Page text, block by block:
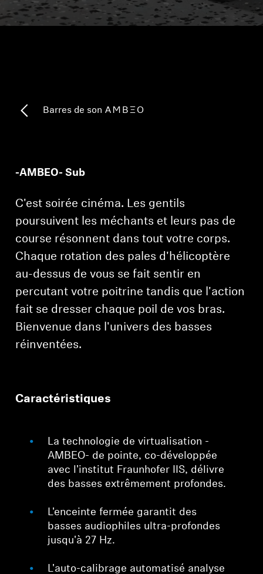
Pièces et accessoires
Barres de son
Barres de son et caissons de basses AMBEO
Pièces et accessoires AMBEO
Innovations
Sound Space
Support
Professionnel
Barres de son -AMBEO-
-AMBEO- Sub
C'est soirée cinéma. Les gentils
poursuivent les méchants et leurs pas de
course résonnent dans tout votre corps.
Chaque rotation des pales d'hélicoptère
au-dessus de vous se fait sentir en
percutant votre poitrine tandis que l'action
fait se dresser chaque poil de vos bras.
Bienvenue dans l'univers des basses
réinventées.
Caractéristiques
La technologie de virtualisation -
AMBEO- de pointe, co-développée
avec l'institut Fraunhofer IIS, délivre
des basses extrêmement profondes.
L'enceinte fermée garantit des
basses audiophiles ultra-profondes
jusqu'à 27 Hz.
L'auto-calibrage automatisé analyse